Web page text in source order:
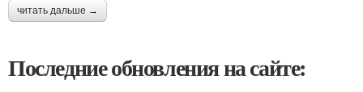
читать дальше →
Последние обновления на сайте: